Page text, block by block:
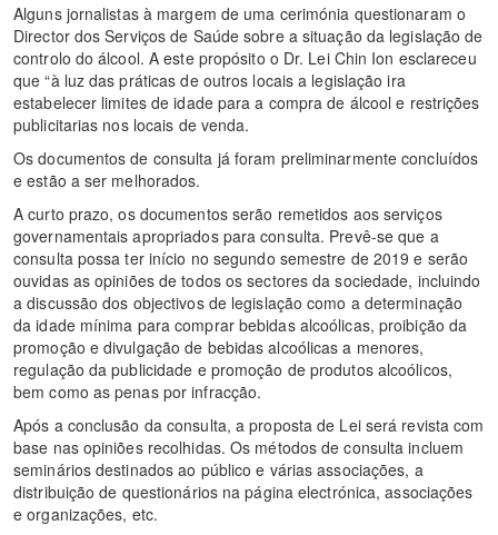
Alguns jornalistas à margem de uma cerimónia questionaram o
Director dos Serviços de Saúde sobre a situação da legislação de
controlo do álcool. A este propósito o Dr. Lei Chin Ion esclareceu
que “à luz das práticas de outros locais a legislação ira
estabelecer limites de idade para a compra de álcool e restrições
publicitarias nos locais de venda.
Os documentos de consulta já foram preliminarmente concluídos
e estão a ser melhorados.
A curto prazo, os documentos serão remetidos aos serviços
governamentais apropriados para consulta. Prevê-se que a
consulta possa ter início no segundo semestre de 2019 e serão
ouvidas as opiniões de todos os sectores da sociedade, incluindo
a discussão dos objectivos de legislação como a determinação
da idade mínima para comprar bebidas alcoólicas, proibição da
promoção e divulgação de bebidas alcoólicas a menores,
regulação da publicidade e promoção de produtos alcoólicos,
bem como as penas por infracção.
Após a conclusão da consulta, a proposta de Lei será revista com
base nas opiniões recolhidas. Os métodos de consulta incluem
seminários destinados ao público e várias associações, a
distribuição de questionários na página electrónica, associações
e organizações, etc.